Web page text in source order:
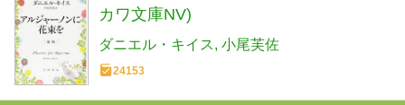
カワ文庫NV)
ダニエル・キイス 小尾芙佐
24153